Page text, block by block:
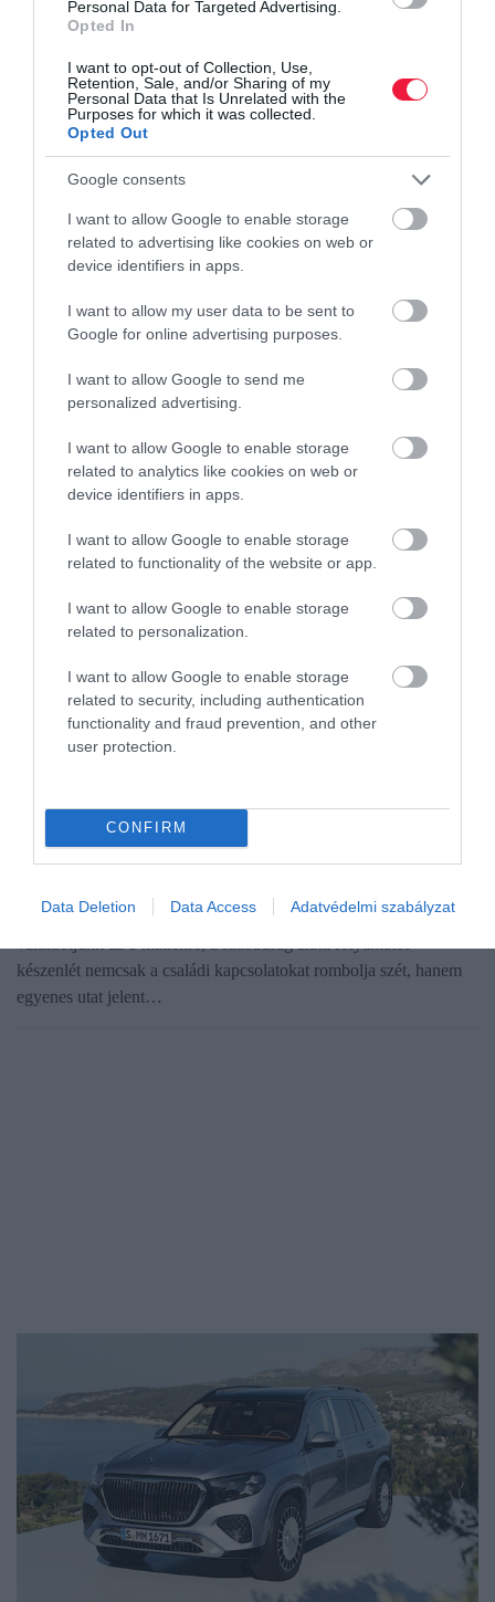
Personal Data for Targeted Advertising.
Opted In
I want to opt-out of Collection, Use,
Retention, Sale, and/or Sharing of my
Personal Data that Is Unrelated with the
Purposes for which it was collected.
Opted Out
Google consents
I want to allow Google to enable storage
related to advertising like cookies on web or
device identifiers in apps.
I want to allow my user data to be sent to
Google for online advertising purposes.
I want to allow Google to send me
personalized advertising.
I want to allow Google to enable storage
related to analytics like cookies on web or
device identifiers in apps.
I want to allow Google to enable storage
related to functionality of the website or app.
I want to allow Google to enable storage
related to personalization.
I want to allow Google to enable storage
related to security, including authentication
functionality and fraud prevention, and other
user protection.
CONFIRM
Data Deletion Data Access Adatvédelmi szabályzat
akkumulátorgyár bírság állatok
Így mérgezi meg a szabadságot a munka miatti
szorongás
Bár a technológia lehetővé teszi, hogy a tengerpartról is
válaszoljunk az e-mailekre, a szabadság alatti folyamatos
készenlét nemcsak a családi kapcsolatokat rombolja szét, hanem
egyenes utat jelent…